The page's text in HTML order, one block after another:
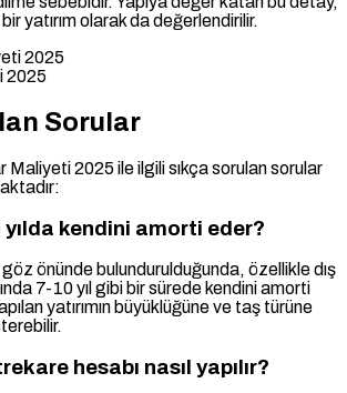
yatırım olarak da değerlendirilir.
2025
Sorular
Maliyeti 2025 ile ilgili sıkça sorulan sorular
kendini amorti eder?
önünde bulundurulduğunda, özellikle dış
7-10 yıl gibi bir sürede kendini amorti
yatırımın büyüklüğüne ve taş türüne
hesabı nasıl yapılır?